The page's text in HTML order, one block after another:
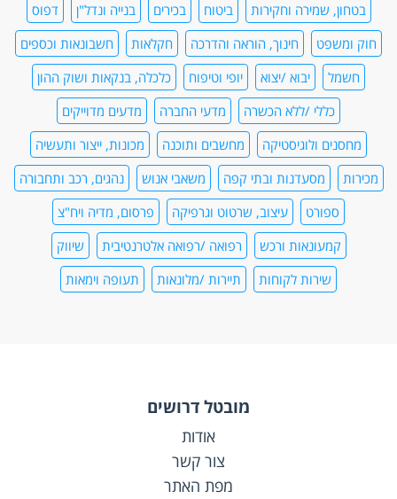
בטחון, שמירה וחקירות
ביטוח בכירים בנייה ונדל"ן
דפוס
חוק ומשפט
חינוך, הוראה והדרכה חקלאות
חשבונאות וכספים
חשמל
יבוא /יצוא יופי וטיפוח
כלכלה, בנקאות ושוק ההון
כללי /ללא הכשרה
מדעי החברה
מדעים מדוייקים
מחסנים ולוגיסטיקה
מחשבים ותוכנה
מכונות, ייצור ותעשיה
מכירות
מסעדנות ובתי קפה משאבי אנוש
נהגים, רכב ותחבורה
ספורט
עיצוב, שרטוט וגרפיקה
פרסום, מדיה ויח"צ
קמעונאות ורכש
רפואה /רפואה אלטרנטיבית
שיווק
שירות לקוחות
תיירות /מלונאות תעופה וימאות
מובטל דרושים
אודות
צור קשר
מפת האתר